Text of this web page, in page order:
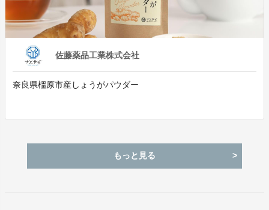
佐藤薬品工業株式会社
奈良県橿原市産しょうがパウダー
もっと見る